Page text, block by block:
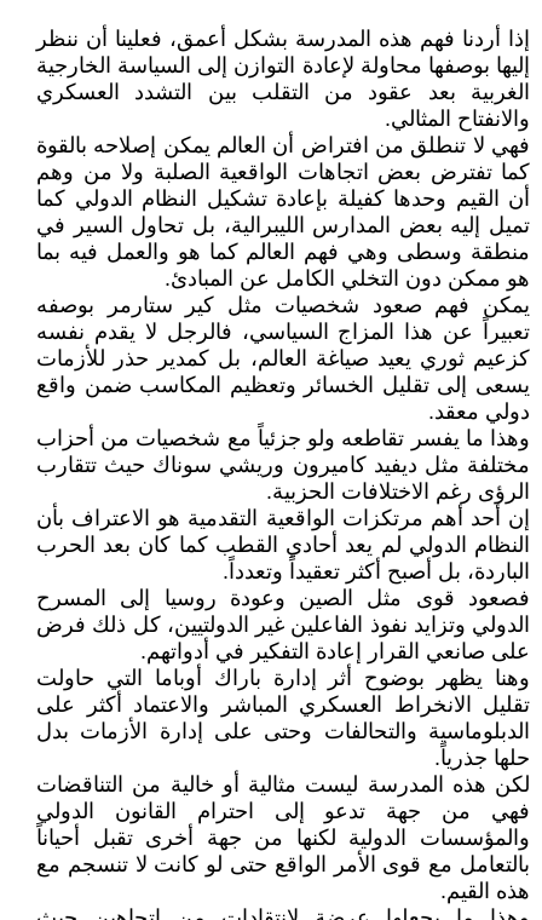
إذا أردنا فهم هذه المدرسة بشكل أعمق، فعلينا أن ننظر
إليها بوصفها محاولة لإعادة التوازن إلى السياسة الخارجية
الغربية بعد عقود من التقلب بين التشدد العسكري
والانفتاح المثالي.
فهي لا تنطلق من افتراض أن العالم يمكن إصلاحه بالقوة
كما تفترض بعض اتجاهات الواقعية الصلبة ولا من وهم
أن القيم وحدها كفيلة بإعادة تشكيل النظام الدولي كما
تميل إليه بعض المدارس الليبرالية، بل تحاول السير في
منطقة وسطى وهي فهم العالم كما هو والعمل فيه بما
هو ممكن دون التخلي الكامل عن المبادئ.
يمكن فهم صعود شخصيات مثل كير ستارمر بوصفه
تعبيراً عن هذا المزاج السياسي، فالرجل لا يقدم نفسه
كزعيم ثوري يعيد صياغة العالم، بل كمدير حذر للأزمات
يسعى إلى تقليل الخسائر وتعظيم المكاسب ضمن واقع
دولي معقد.
وهذا ما يفسر تقاطعه ولو جزئياً مع شخصيات من أحزاب
مختلفة مثل ديفيد كاميرون وريشي سوناك حيث تتقارب
الرؤى رغم الاختلافات الحزبية.
إن أحد أهم مرتكزات الواقعية التقدمية هو الاعتراف بأن
النظام الدولي لم يعد أحادي القطب كما كان بعد الحرب
الباردة، بل أصبح أكثر تعقيداً وتعدداً.
فصعود قوى مثل الصين وعودة روسيا إلى المسرح
الدولي وتزايد نفوذ الفاعلين غير الدولتيين، كل ذلك فرض
على صانعي القرار إعادة التفكير في أدواتهم.
وهنا يظهر بوضوح أثر إدارة باراك أوباما التي حاولت
تقليل الانخراط العسكري المباشر والاعتماد أكثر على
الدبلوماسية والتحالفات وحتى على إدارة الأزمات بدل
حلها جذرياً.
لكن هذه المدرسة ليست مثالية أو خالية من التناقضات
فهي من جهة تدعو إلى احترام القانون الدولي
والمؤسسات الدولية لكنها من جهة أخرى تقبل أحياناً
بالتعامل مع قوى الأمر الواقع حتى لو كانت لا تنسجم مع
هذه القيم.